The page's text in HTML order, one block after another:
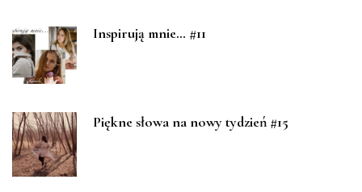
Inspirują mnie… #11
Piękne słowa na nowy tydzień #15